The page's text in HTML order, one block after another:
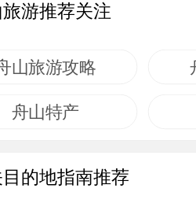
游推荐关注
山旅游攻略
舟山特产
的地指南推荐